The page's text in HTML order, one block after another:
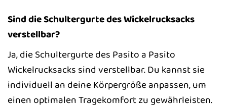
Sind die Schultergurte des Wickelrucksacks
verstellbar?
Ja, die Schultergurte des Pasito a Pasito
Wickelrucksacks sind verstellbar. Du kannst sie
individuell an deine Körpergröße anpassen, um
einen optimalen Tragekomfort zu gewährleisten.